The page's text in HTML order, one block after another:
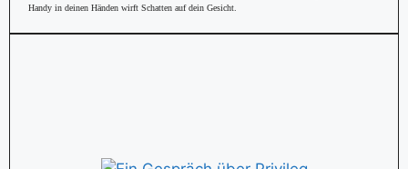
Handy in deinen Händen wirft Schatten auf dein Gesicht.